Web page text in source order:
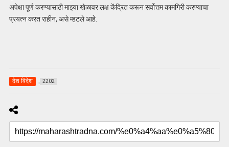
अपेक्षा पूर्ण करण्यासाठी माझ्या खेळावर लक्ष केंद्रित करून सर्वोत्तम कामगिरी करण्याचा
प्रयत्न करत राहीन, असे म्हटले आहे.
देश विदेश 2202